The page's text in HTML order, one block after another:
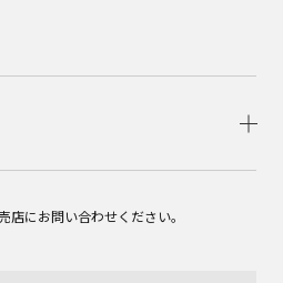
にお問い合わせください。